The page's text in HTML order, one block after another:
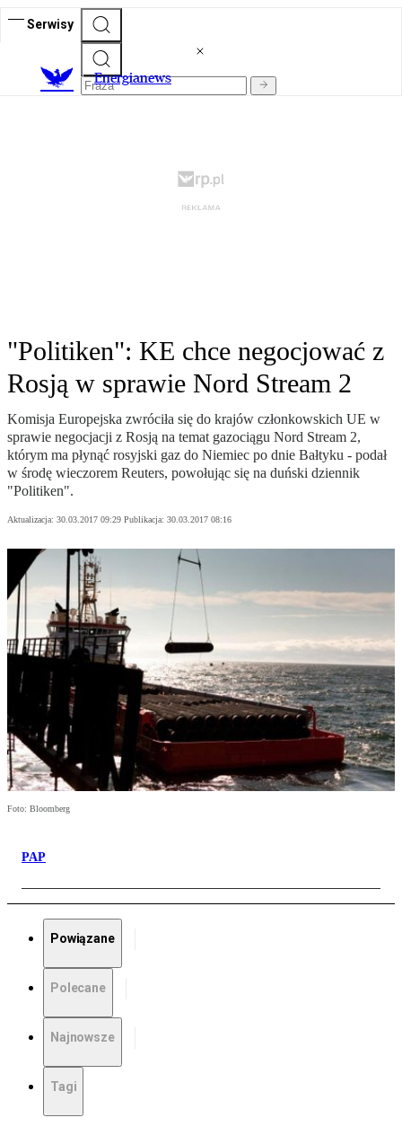
Serwisy
Energianews
"Politiken": KE chce negocjować z
Rosją w sprawie Nord Stream 2
Komisja Europejska zwróciła się do krajów członkowskich UE w
sprawie negocjacji z Rosją na temat gazociągu Nord Stream 2,
którym ma płynąć rosyjski gaz do Niemiec po dnie Bałtyku - podał
w środę wieczorem Reuters, powołując się na duński dziennik
"Politiken".
Aktualizacja: 30.03.2017 09:29 Publikacja: 30.03.2017 08:16
Foto: Bloomberg
PAP
Powiązane
Polecane
Najnowsze
Tagi